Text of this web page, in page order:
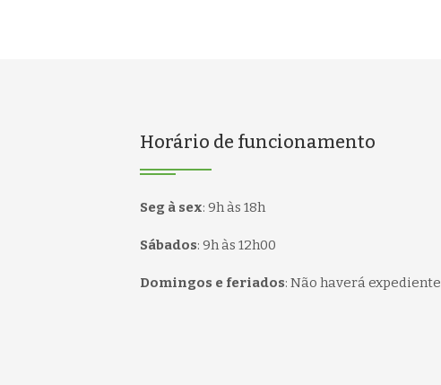
Horário de funcionamento
Seg à sex: 9h às 18h
Sábados: 9h às 12h00
Domingos e feriados: Não haverá expediente